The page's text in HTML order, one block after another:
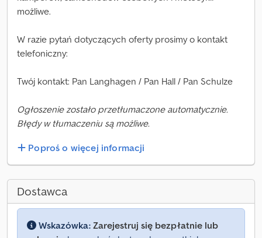
możliwe.
W razie pytań dotyczących oferty prosimy o kontakt
telefoniczny:
Twój kontakt: Pan Langhagen / Pan Hall / Pan Schulze
Ogłoszenie zostało przetłumaczone automatycznie.
Błędy w tłumaczeniu są możliwe.
Poproś o więcej informacji
Dostawca
Wskazówka: Zarejestruj się bezpłatnie lub